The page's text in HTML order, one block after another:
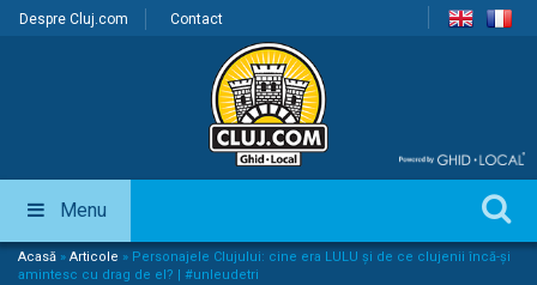
Despre Cluj.com Contact
Menu
Acasă » Articole » Personajele Clujului: cine era LULU și de ce clujenii încă-și
amintesc cu drag de el? | #unleudetri